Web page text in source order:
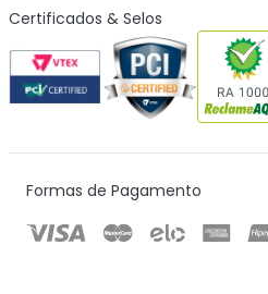
Certificados & Selos
Formas de Pagamento